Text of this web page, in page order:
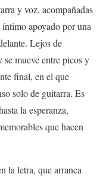
y voz, acompañadas
apoyado por una
Lejos de
se mueve entre picos y
final, en el que
solo de guitarra. Es
la esperanza,
que hacen
la letra, que arranca